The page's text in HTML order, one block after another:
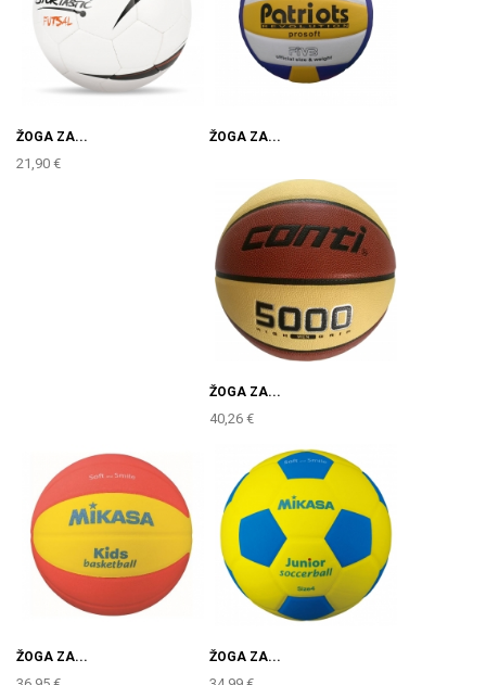
ŽOGA ZA...
21,90 €
ŽOGA ZA...
ŽOGA ZA...
40,26 €
ŽOGA ZA... ŽOGA ZA...